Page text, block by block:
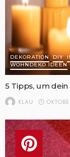
DEKORATION DIY
WOHNDEKO IDEEN
5 Tipps, um
KLAU